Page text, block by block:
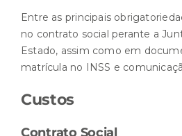
Entre as principais
no contrato social perante a
Estado, assim como em
matrícula no INSS e
Custos
Contrato Social